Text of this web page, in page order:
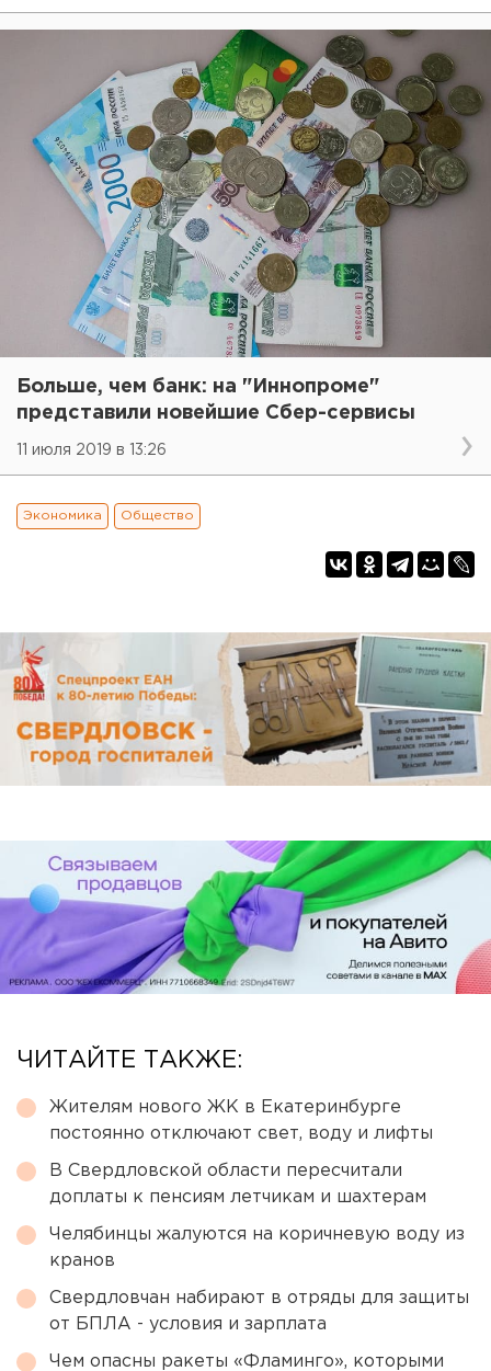
Больше, чем банк: на "Иннопроме"
представили новейшие Сбер-сервисы
11 июля 2019 в 13:26
Экономика Общество
ЧИТАЙТЕ ТАКЖЕ:
Жителям нового ЖК в Екатеринбурге
постоянно отключают свет, воду и лифты
В Свердловской области пересчитали
доплаты к пенсиям летчикам и шахтерам
Челябинцы жалуются на коричневую воду из
кранов
Свердловчан набирают в отряды для защиты
от БПЛА - условия и зарплата
Чем опасны ракеты «Фламинго», которыми